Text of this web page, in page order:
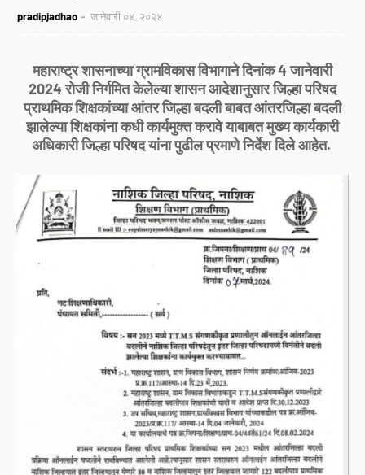
pradipjadhao जानेवारी ०४, २०२४
महाराष्ट्र शासनाच्या ग्रामविकास विभागाने दिनांक 4 जानेवारी
2024 रोजी निर्गमित केलेल्या शासन आदेशानुसार जिल्हा परिषद
प्राथमिक शिक्षकांच्या आंतर जिल्हा बदली बाबत आंतरजिल्हा बदली
झालेल्या शिक्षकांना कधी कार्यमुक्त करावे याबाबत मुख्य कार्यकारी
अधिकारी जिल्हा परिषद यांना पुढील प्रमाणे निर्देश दिले आहेत.